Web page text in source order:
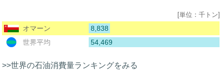
[単位：千トン]
オマーン
8,838
世界平均
54,469
>>世界の石油消費量ランキングをみる